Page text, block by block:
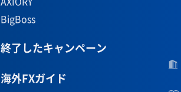
BigBoss
終了したキャンペーン
海外FXガイド